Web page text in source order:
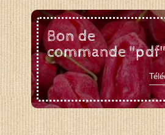
Bon de
commande